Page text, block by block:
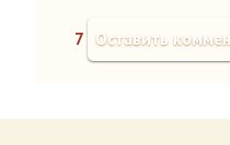
7 Оставить